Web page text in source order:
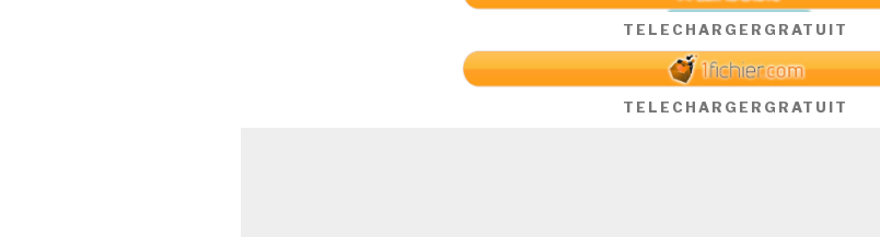
TELECHARGER GRATUIT
TELECHARGER GRATUIT